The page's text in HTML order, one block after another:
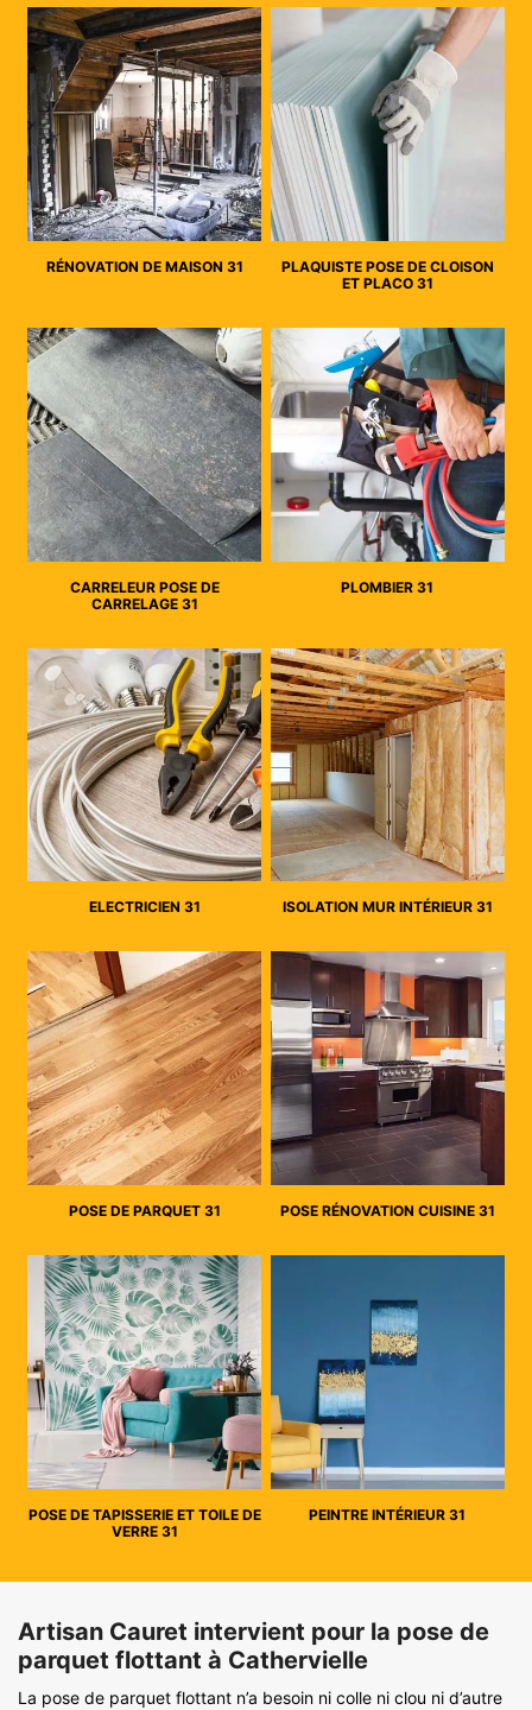
RÉNOVATION DE MAISON 31
PLAQUISTE POSE DE CLOISON
ET PLACO 31
CARRELEUR POSE DE
CARRELAGE 31
PLOMBIER 31
ELECTRICIEN 31 ISOLATION MUR INTÉRIEUR 31
POSE DE PARQUET 31 POSE RÉNOVATION CUISINE 31
POSE DE TAPISSERIE ET TOILE DE
VERRE 31
PEINTRE INTÉRIEUR 31
Artisan Cauret intervient pour la pose de
parquet flottant à Cathervielle
La pose de parquet flottant n’a besoin ni colle ni clou ni d’autre